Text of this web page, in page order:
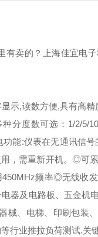
有卖的？上海佳宜电
示,读数方便,具有高
分度数可选：1/2/
能:仪表在无通讯信
，需重新开机。◎
频率◎无线收
器及电路板、五金机
械、电梯、印刷包装
行业推拉负荷测试.关